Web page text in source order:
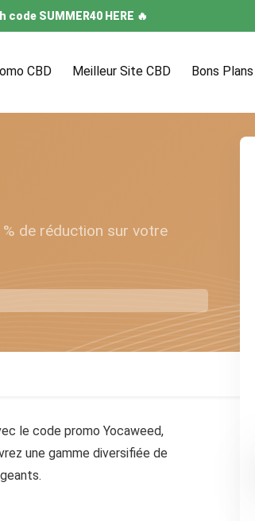
code SUMMER40 HERE 🔥
CBD Meilleur Site CBD Bons Plans
de réduction sur votre
le code promo Yocaweed,
une gamme diversifiée de